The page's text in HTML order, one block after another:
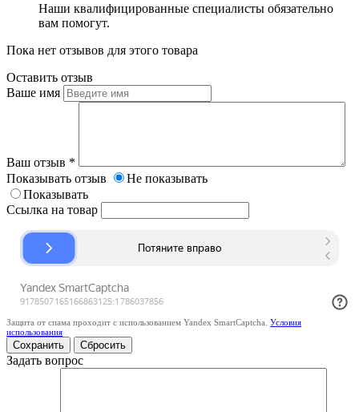
Наши квалифицированные специалисты обязательно
вам помогут.
Пока нет отзывов для этого товара
Оставить отзыв
Ваше имя
Ваш отзыв *
Показывать отзыв
Не показывать
Показывать
Ссылка на товар
Защита от спама проходит с использованием Yandex SmartCaptcha. Условия
использования
Сбросить
Задать вопрос